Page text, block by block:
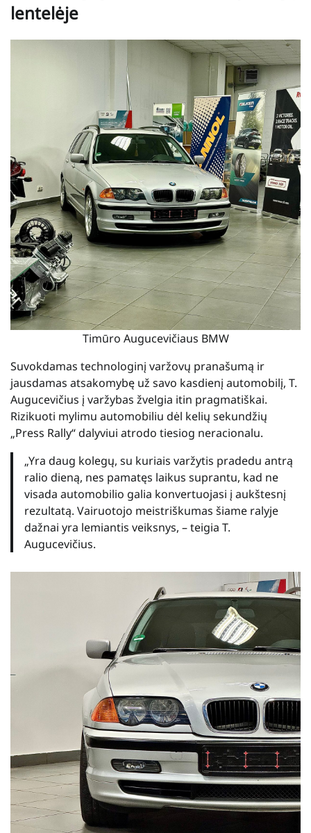
lentelėje
Timūro Augucevičiaus BMW
Suvokdamas technologinį varžovų pranašumą ir
jausdamas atsakomybę už savo kasdienį automobilį, T.
Augucevičius į varžybas žvelgia itin pragmatiškai.
Rizikuoti mylimu automobiliu dėl kelių sekundžių
„Press Rally“ dalyviui atrodo tiesiog neracionalu.
„Yra daug kolegų, su kuriais varžytis pradedu antrą
ralio dieną, nes pamatęs laikus suprantu, kad ne
visada automobilio galia konvertuojasi į aukštesnį
rezultatą. Vairuotojo meistriškumas šiame ralyje
dažnai yra lemiantis veiksnys, – teigia T.
Augucevičius.